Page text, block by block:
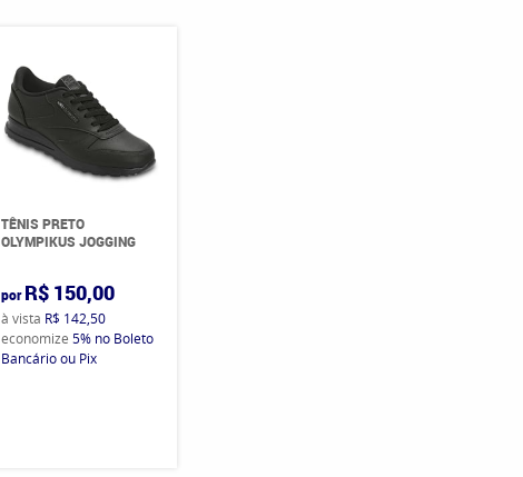
TÊNIS PRETO
OLYMPIKUS JOGGING
por R$ 150,00
à vista R$ 142,50
economize 5% no Boleto
Bancário ou Pix